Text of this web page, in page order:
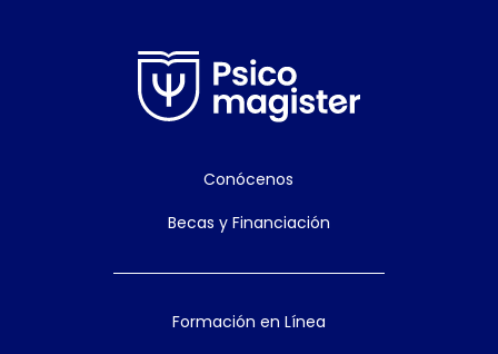
Conócenos
Becas y Financiación
Formación en Línea